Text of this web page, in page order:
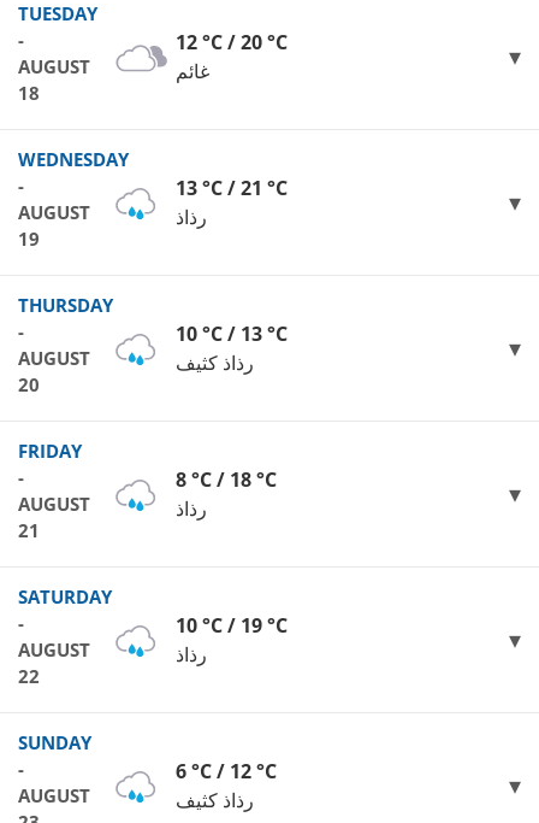
TUESDAY
-
AUGUST
18
12 °C / 20 °C
غائم
WEDNESDAY
-
AUGUST
19
13 °C / 21 °C
رذاذ
THURSDAY
-
AUGUST
20
10 °C / 13 °C
رذاذ كثيف
FRIDAY
-
AUGUST
21
8 °C / 18 °C
رذاذ
SATURDAY
-
AUGUST
22
10 °C / 19 °C
رذاذ
SUNDAY
-
AUGUST
6 °C / 12 °C
رذاذ كثيف